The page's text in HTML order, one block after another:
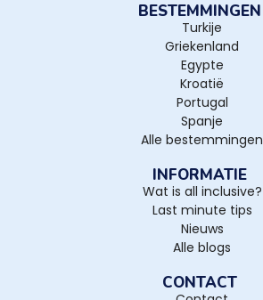
BESTEMMINGEN
Turkije
Griekenland
Egypte
Kroatië
Portugal
Spanje
Alle bestemmingen
INFORMATIE
Wat is all inclusive?
Last minute tips
Nieuws
Alle blogs
CONTACT